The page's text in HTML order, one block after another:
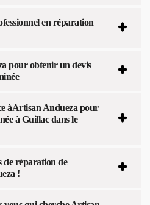
en réparation
pour obtenir un devis
àArtisan Andueza pour
à Guillac dans le
de réparation de
!